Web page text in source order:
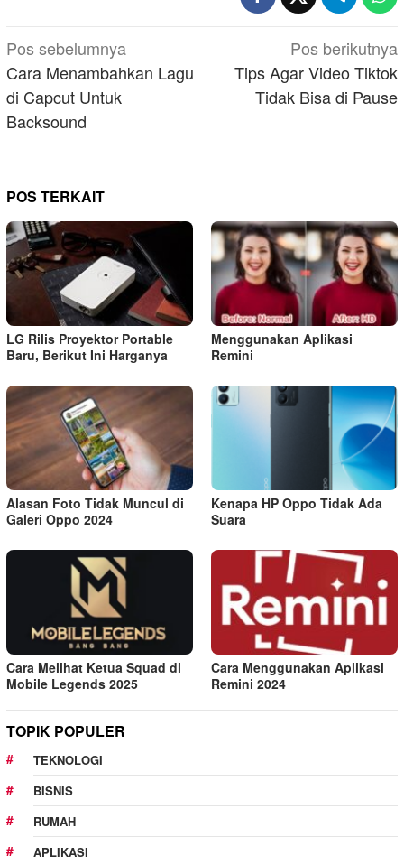
Navigasi
pos
Pos sebelumnya
Cara Menambahkan Lagu
di Capcut Untuk
Backsound
Pos berikutnya
Tips Agar Video Tiktok
Tidak Bisa di Pause
POS TERKAIT
LG Rilis Proyektor Portable
Baru, Berikut Ini Harganya
Menggunakan Aplikasi
Remini
Alasan Foto Tidak Muncul di
Galeri Oppo 2024
Kenapa HP Oppo Tidak Ada
Suara
Cara Melihat Ketua Squad di
Mobile Legends 2025
Cara Menggunakan Aplikasi
Remini 2024
TOPIK POPULER
TEKNOLOGI
BISNIS
RUMAH
APLIKASI